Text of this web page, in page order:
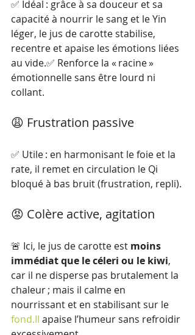
✅ Idéal : grâce à sa douceur et sa
capacité à nourrir le sang et le Yin
léger, le jus de carotte stabilise,
recentre et apaise les émotions liées
au vide.✅ Renforce la « racine »
émotionnelle sans être lourd ni
collant.
😩 Frustration passive
✅ Utile : en harmonisant le foie et la
rate, il remet en circulation le Qi
bloqué à bas bruit (frustration, repli).
😡 Colère active, agitation
🚨 Ici, le jus de carotte est moins
immédiat que le céleri ou le kiwi,
car il ne disperse pas brutalement la
chaleur ; mais il calme en
nourrissant et en stabilisant sur le
fond.Il apaise l’humeur sans refroidir